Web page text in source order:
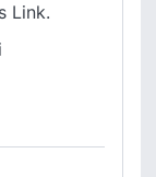
Link.